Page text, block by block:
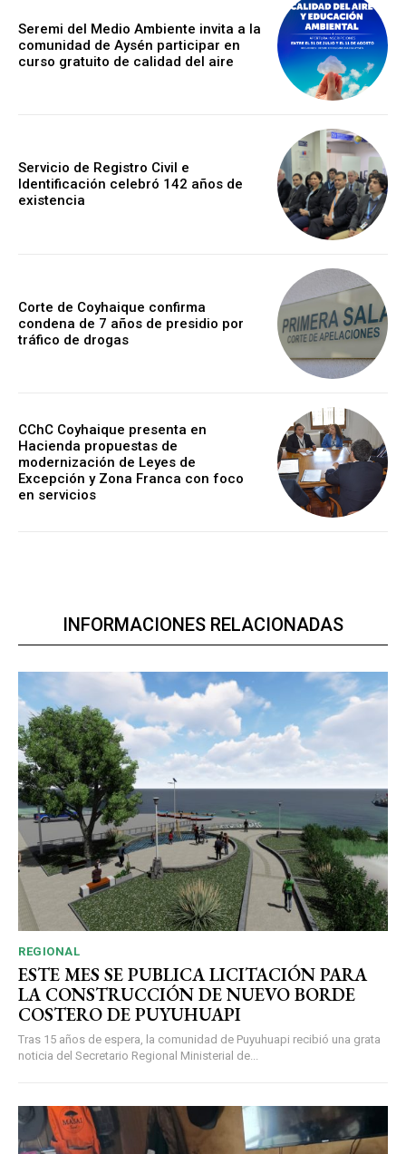
Seremi del Medio Ambiente invita a la
comunidad de Aysén participar en
curso gratuito de calidad del aire
Servicio de Registro Civil e
Identificación celebró 142 años de
existencia
Corte de Coyhaique confirma
condena de 7 años de presidio por
tráfico de drogas
CChC Coyhaique presenta en
Hacienda propuestas de
modernización de Leyes de
Excepción y Zona Franca con foco
en servicios
INFORMACIONES RELACIONADAS
REGIONAL
ESTE MES SE PUBLICA LICITACIÓN PARA
LA CONSTRUCCIÓN DE NUEVO BORDE
COSTERO DE PUYUHUAPI
Tras 15 años de espera, la comunidad de Puyuhuapi recibió una grata
noticia del Secretario Regional Ministerial de...